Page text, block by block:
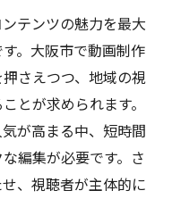
テンツの魅力を最大
。大阪市で動画制作
さえつつ、地域の視
とが求められます。
が高まる中、短時間
編集が必要です。さ
、視聴者が主体的に